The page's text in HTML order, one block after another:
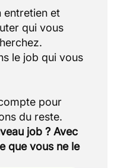
entretien et
qui vous
le job qui vous
pour
job ? Avec
que vous ne le